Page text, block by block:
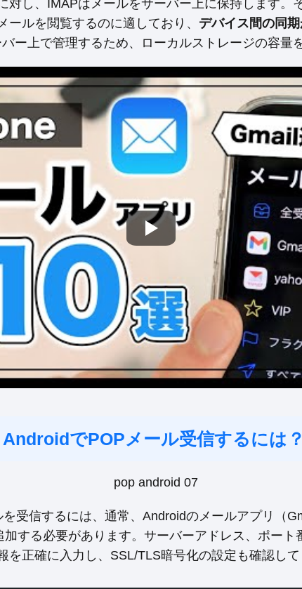
対し、IMAPはメールをサーバー上に保持します。
ールを閲覧するのに適しており、 デバイス間の同
ー上で管理するため、ローカルストレージの容量
AndroidでPOPメール受信するには？
受信するには、通常、Androidのメールアプリ（
する必要があります。サーバーアドレス、ポート
を正確に入力し、SSL/TLS暗号化の設定も確認して